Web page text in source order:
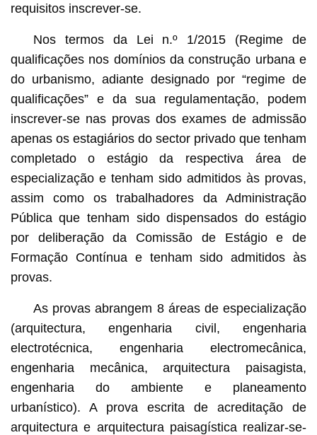
requisitos inscrever-se.
Nos termos da Lei n.º 1/2015 (Regime de
qualificações nos domínios da construção urbana e
do urbanismo, adiante designado por “regime de
qualificações” e da sua regulamentação, podem
inscrever-se nas provas dos exames de admissão
apenas os estagiários do sector privado que tenham
completado o estágio da respectiva área de
especialização e tenham sido admitidos às provas,
assim como os trabalhadores da Administração
Pública que tenham sido dispensados do estágio
por deliberação da Comissão de Estágio e de
Formação Contínua e tenham sido admitidos às
provas.
As provas abrangem 8 áreas de especialização
(arquitectura, engenharia civil, engenharia
electrotécnica, engenharia electromecânica,
engenharia mecânica, arquitectura paisagista,
engenharia do ambiente e planeamento
urbanístico). A prova escrita de acreditação de
arquitectura e arquitectura paisagística realizar-se-